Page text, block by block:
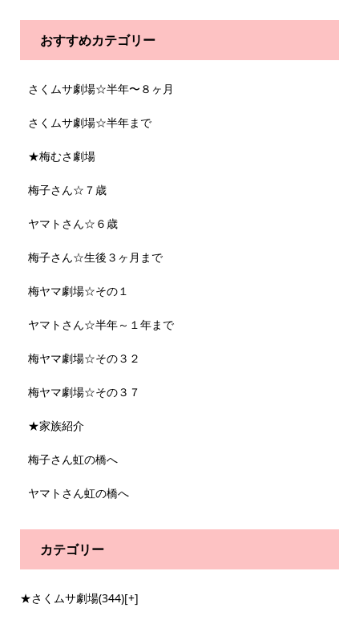
おすすめカテゴリー
さくムサ劇場☆半年〜８ヶ月
さくムサ劇場☆半年まで
★梅むさ劇場
梅子さん☆７歳
ヤマトさん☆６歳
梅子さん☆生後３ヶ月まで
梅ヤマ劇場☆その１
ヤマトさん☆半年～１年まで
梅ヤマ劇場☆その３２
梅ヤマ劇場☆その３７
★家族紹介
梅子さん虹の橋へ
ヤマトさん虹の橋へ
カテゴリー
★さくムサ劇場(344)[+]